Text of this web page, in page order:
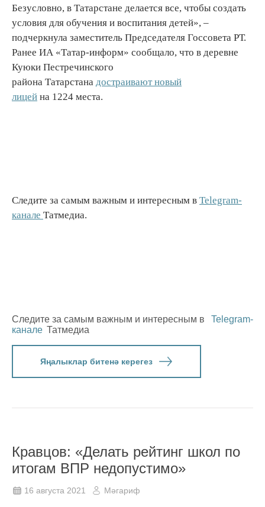
Безусловно, в Татарстане делается все, чтобы создать
условия для обучения и воспитания детей», –
подчеркнула заместитель Председателя Госсовета РТ.
Ранее ИА «Татар-информ» сообщало, что в деревне
Куюки Пестречинского
района Татарстана достраивают новый
лицей на 1224 места.
Следите за самым важным и интересным в Telegram-
канале Татмедиа.
Следите за самым важным и интересным в
Telegram-
канале Татмедиа
Яңалыклар битенә керегез
Кравцов: «Делать рейтинг школ по
итогам ВПР недопустимо»
16 августа 2021 Мәгариф